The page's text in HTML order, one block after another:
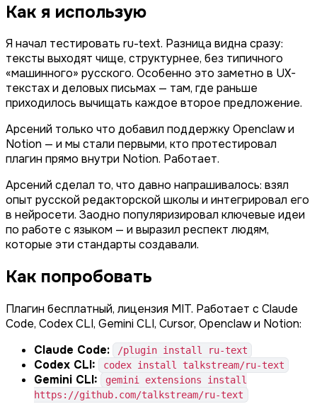
Как я использую
Я начал тестировать ru-text. Разница видна сразу:
тексты выходят чище, структурнее, без типичного
«машинного» русского. Особенно это заметно в UX-
текстах и деловых письмах — там, где раньше
приходилось вычищать каждое второе предложение.
Арсений только что добавил поддержку Openclaw и
Notion — и мы стали первыми, кто протестировал
плагин прямо внутри Notion. Работает.
Арсений сделал то, что давно напрашивалось: взял
опыт русской редакторской школы и интегрировал его
в нейросети. Заодно популяризировал ключевые идеи
по работе с языком — и выразил респект людям,
которые эти стандарты создавали.
Как попробовать
Плагин бесплатный, лицензия MIT. Работает с Claude
Code, Codex CLI, Gemini CLI, Cursor, Openclaw и Notion:
Claude Code:
/plugin install ru-text
Codex CLI: codex install talkstream/ru-text
Gemini CLI:
gemini extensions install
https://github.com/talkstream/ru-text